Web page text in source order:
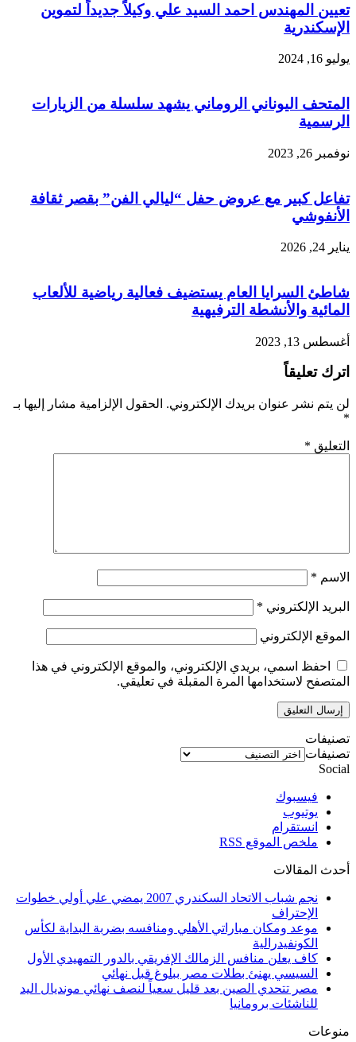
تعيين المهندس احمد السيد علي وكيلاً جديداً لتموين
الإسكندرية
يوليو 16, 2024
المتحف اليوناني الروماني يشهد سلسلة من الزيارات
الرسمية
نوفمبر 26, 2023
تفاعل كبير مع عروض حفل “ليالي الفن” بقصر ثقافة
الأنفوشي
يناير 24, 2026
شاطئ السرايا العام يستضيف فعالية رياضية للألعاب
المائية والأنشطة الترفيهية
أغسطس 13, 2023
اترك تعليقاً
لن يتم نشر عنوان بريدك الإلكتروني. الحقول الإلزامية مشار إليها بـ
*
التعليق *
الاسم *
البريد الإلكتروني *
الموقع الإلكتروني
احفظ اسمي، بريدي الإلكتروني، والموقع الإلكتروني في هذا
المتصفح لاستخدامها المرة المقبلة في تعليقي.
تصنيفات
تصنيفات
Social
فيسبوك
يوتيوب
انستقرام
ملخص الموقع RSS
أحدث المقالات
نجم شباب الاتحاد السكندري 2007 يمضي علي أولي خطوات
الإحتراف
موعد ومكان مباراتي الأهلي ومنافسه بضربة البداية لكأس
الكونفيدرالية
كاف يعلن منافس الزمالك الإفريقي بالدور التمهيدي الأول
السيسي يهنئ بطلات مصر ببلوغ قبل نهائي
مصر تتحدي الصين بعد قليل سعياً لنصف نهائي مونديال اليد
للناشئات برومانيا
منوعات